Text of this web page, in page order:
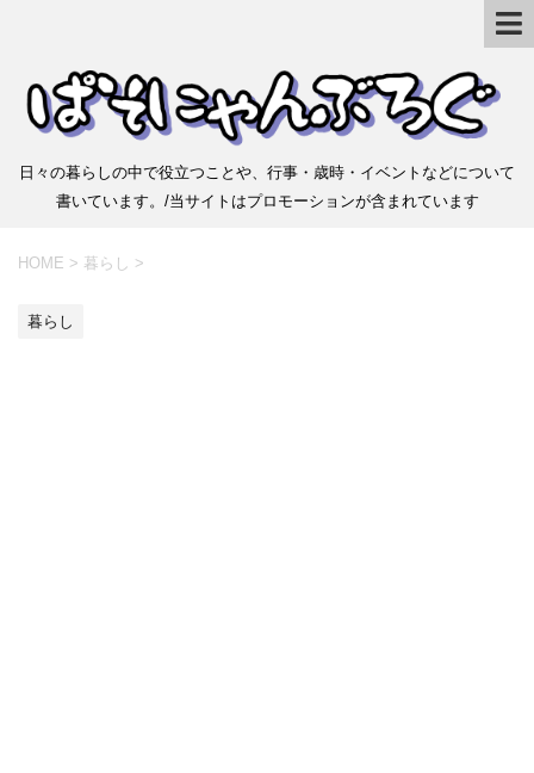
日々の暮らしの中で役立つことや、行事・歳時・イベントなどについて
書いています。/当サイトはプロモーションが含まれています
HOME > 暮らし >
暮らし